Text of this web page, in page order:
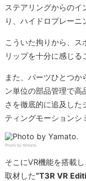
ステアリングからのイ
り、ハイドロプレーニ
こういた拘りから、
リップを十分に感じる
また、パーツひとつか
ン単位の部品管理で高
さを徹底的に追及した
ティングモーションシ
Photo by Yamato.
そこにVR機能を搭載
取材した“T3R VR